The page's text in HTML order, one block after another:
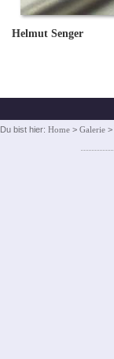
Helmut Senger
Du bist hier: Home > Galerie >